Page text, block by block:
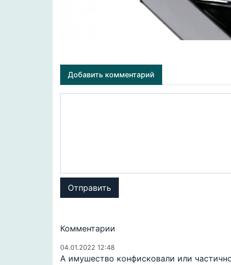
Добавить комментарий
Отправить
Комментарии
04.01.2022 12:48
А имушество конфисковали или